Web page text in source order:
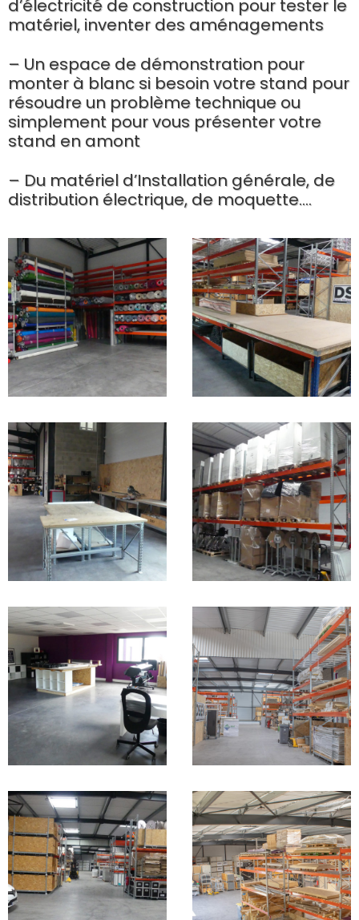
d’électricité de construction pour tester le
matériel, inventer des aménagements
– Un espace de démonstration pour
monter à blanc si besoin votre stand pour
résoudre un problème technique ou
simplement pour vous présenter votre
stand en amont
– Du matériel d’Installation générale, de
distribution électrique, de moquette….